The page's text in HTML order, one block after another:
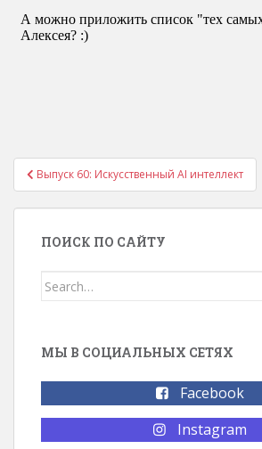
Навигация по записям
Выпуск 60: Искусственный AI интеллект
ПОИСК ПО САЙТУ
Search for:
МЫ В СОЦИАЛЬНЫХ СЕТЯХ
Facebook
Instagram